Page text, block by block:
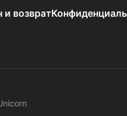
и возврат